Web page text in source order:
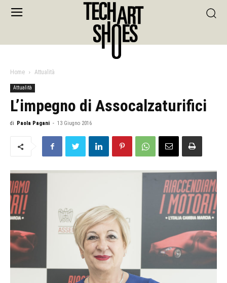
Home Attualità
Attualità
L’impegno di Assocalzaturifici
di Paola Pagani - 13 Giugno 2016